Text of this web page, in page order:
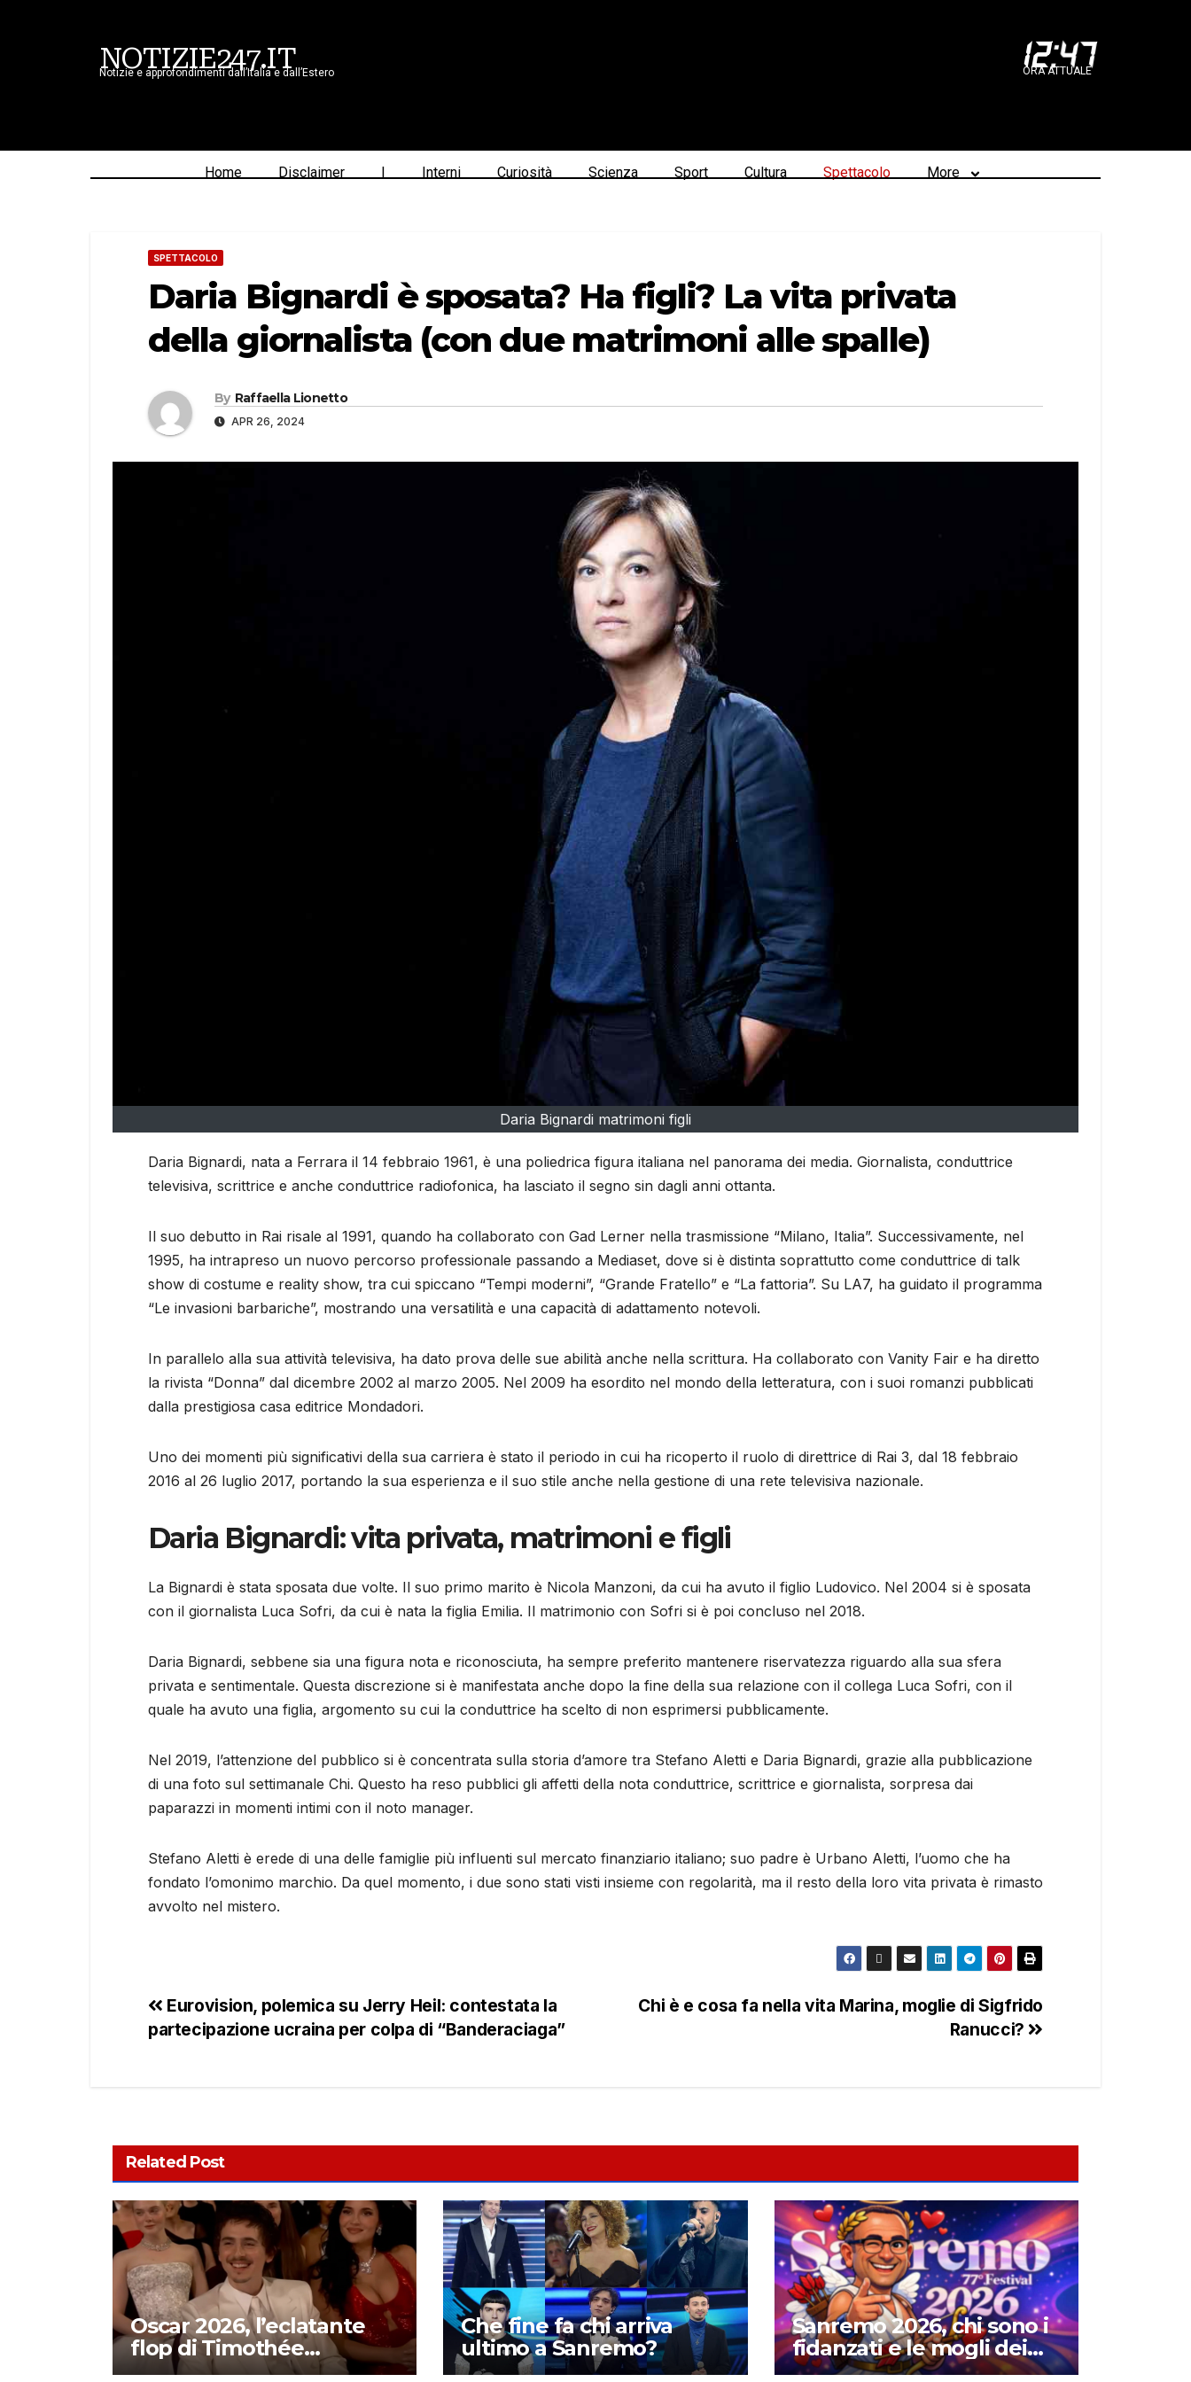
NOTIZIE247.IT
Notizie e approfondimenti dall’Italia e dall’Estero 12:47
ORA ATTUALE
Home Disclaimer | Interni Curiosità Scienza Sport Cultura Spettacolo More
SPETTACOLO
Daria Bignardi è sposata? Ha figli? La vita privata
della giornalista (con due matrimoni alle spalle)
By Raffaella Lionetto
APR 26, 2024
Daria Bignardi matrimoni figli
Daria Bignardi, nata a Ferrara il 14 febbraio 1961, è una poliedrica figura italiana nel panorama dei media. Giornalista, conduttrice
televisiva, scrittrice e anche conduttrice radiofonica, ha lasciato il segno sin dagli anni ottanta.
Il suo debutto in Rai risale al 1991, quando ha collaborato con Gad Lerner nella trasmissione “Milano, Italia”. Successivamente, nel
1995, ha intrapreso un nuovo percorso professionale passando a Mediaset, dove si è distinta soprattutto come conduttrice di talk
show di costume e reality show, tra cui spiccano “Tempi moderni”, “Grande Fratello” e “La fattoria”. Su LA7, ha guidato il programma
“Le invasioni barbariche”, mostrando una versatilità e una capacità di adattamento notevoli.
In parallelo alla sua attività televisiva, ha dato prova delle sue abilità anche nella scrittura. Ha collaborato con Vanity Fair e ha diretto
la rivista “Donna” dal dicembre 2002 al marzo 2005. Nel 2009 ha esordito nel mondo della letteratura, con i suoi romanzi pubblicati
dalla prestigiosa casa editrice Mondadori.
Uno dei momenti più significativi della sua carriera è stato il periodo in cui ha ricoperto il ruolo di direttrice di Rai 3, dal 18 febbraio
2016 al 26 luglio 2017, portando la sua esperienza e il suo stile anche nella gestione di una rete televisiva nazionale.
Daria Bignardi: vita privata, matrimoni e figli
La Bignardi è stata sposata due volte. Il suo primo marito è Nicola Manzoni, da cui ha avuto il figlio Ludovico. Nel 2004 si è sposata
con il giornalista Luca Sofri, da cui è nata la figlia Emilia. Il matrimonio con Sofri si è poi concluso nel 2018.
Daria Bignardi, sebbene sia una figura nota e riconosciuta, ha sempre preferito mantenere riservatezza riguardo alla sua sfera
privata e sentimentale. Questa discrezione si è manifestata anche dopo la fine della sua relazione con il collega Luca Sofri, con il
quale ha avuto una figlia, argomento su cui la conduttrice ha scelto di non esprimersi pubblicamente.
Nel 2019, l’attenzione del pubblico si è concentrata sulla storia d’amore tra Stefano Aletti e Daria Bignardi, grazie alla pubblicazione
di una foto sul settimanale Chi. Questo ha reso pubblici gli affetti della nota conduttrice, scrittrice e giornalista, sorpresa dai
paparazzi in momenti intimi con il noto manager.
Stefano Aletti è erede di una delle famiglie più influenti sul mercato finanziario italiano; suo padre è Urbano Aletti, l’uomo che ha
fondato l’omonimo marchio. Da quel momento, i due sono stati visti insieme con regolarità, ma il resto della loro vita privata è rimasto
avvolto nel mistero.
Chi è e cosa fa nella vita Marina, moglie di Sigfrido
Ranucci?
Eurovision, polemica su Jerry Heil: contestata la
partecipazione ucraina per colpa di “Banderaciaga”
Related Post
Oscar 2026, l’eclatante
flop di Timothée
Chalamet: ecco cosa è
Che fine fa chi arriva
ultimo a Sanremo?
Sanremo 2026, chi sono i
fidanzati e le mogli dei
cantanti in gara: amori,